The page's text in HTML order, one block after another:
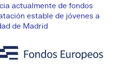
actualmente de fondos
estable de jóvenes a
de Madrid